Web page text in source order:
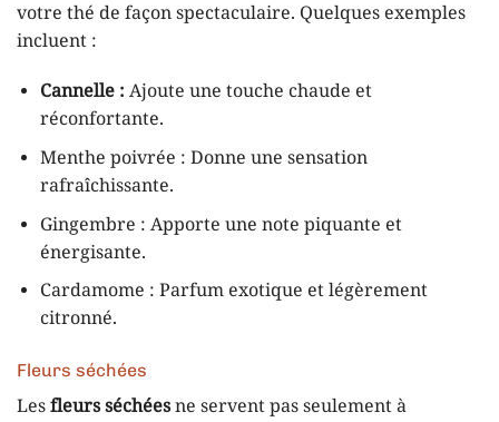
votre thé de façon spectaculaire. Quelques exemples
incluent :
Cannelle : Ajoute une touche chaude et
réconfortante.
Menthe poivrée : Donne une sensation
rafraîchissante.
Gingembre : Apporte une note piquante et
énergisante.
Cardamome : Parfum exotique et légèrement
citronné.
Fleurs séchées
Lesfleurs séchéesne servent pas seulement à